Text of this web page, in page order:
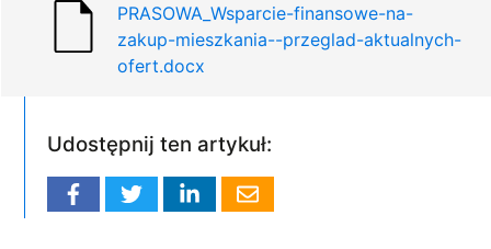
PRASOWA_Wsparcie-finansowe-na-
zakup-mieszkania--przeglad-aktualnych-
ofert.docx
Udostępnij ten artykuł: